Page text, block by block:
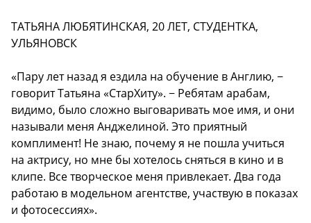
ТАТЬЯНА ЛЮБЯТИНСКАЯ, 20 ЛЕТ, СТУДЕНТКА,
УЛЬЯНОВСК
«Пару лет назад я ездила на обучение в Англию, −
говорит Татьяна «СтарХиту». − Ребятам арабам,
видимо, было сложно выговаривать мое имя, и они
называли меня Анджелиной. Это приятный
комплимент! Не знаю, почему я не пошла учиться
на актрису, но мне бы хотелось сняться в кино и в
клипе. Все творческое меня привлекает. Два года
работаю в модельном агентстве, участвую в показах
и фотосессиях».